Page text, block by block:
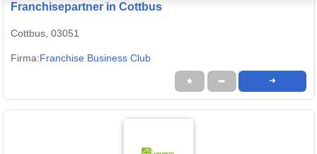
Franchisepartner in Cottbus
Cottbus, 03051
Firma:Franchise Business Club
★ ➦ ➜